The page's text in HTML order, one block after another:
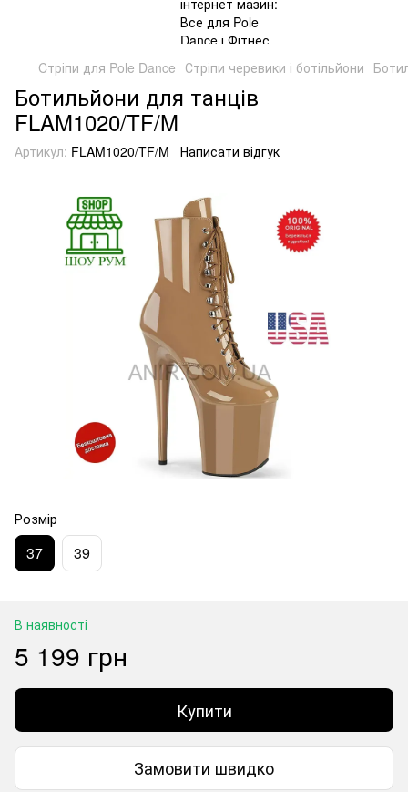
Cтріпи для Pole Dance Стріпи черевики і ботільйони
Ботильйони для танців
FLAM1020/TF/M
Артикул: FLAM1020/TF/M Написати відгук
Розмір
37 39
В наявності
5 199 грн
Купити
Замовити швидко